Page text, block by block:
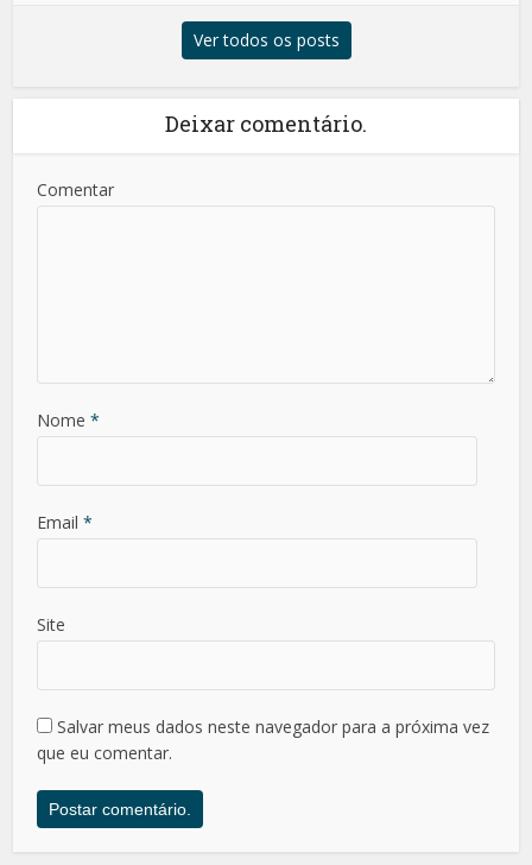
Ver todos os posts
Deixar comentário.
Comentar
Nome *
Email *
Site
Salvar meus dados neste navegador para a próxima vez
que eu comentar.